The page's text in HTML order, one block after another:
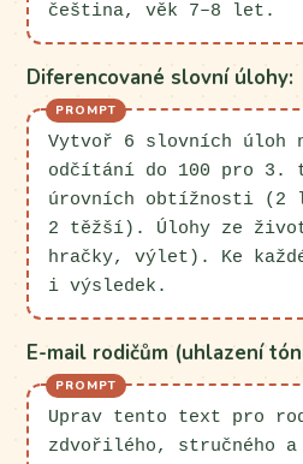
čeština, věk 7–8 let.
Diferencované slovní úlohy:
Vytvoř 6 slovních úloh
odčítání do 100 pro 3.
úrovních obtížnosti (2
2 těžší). Úlohy ze
hračky, výlet). Ke
i výsledek.
E-mail rodičům (uhlazení
Uprav tento text pro
zdvořilého, stručného